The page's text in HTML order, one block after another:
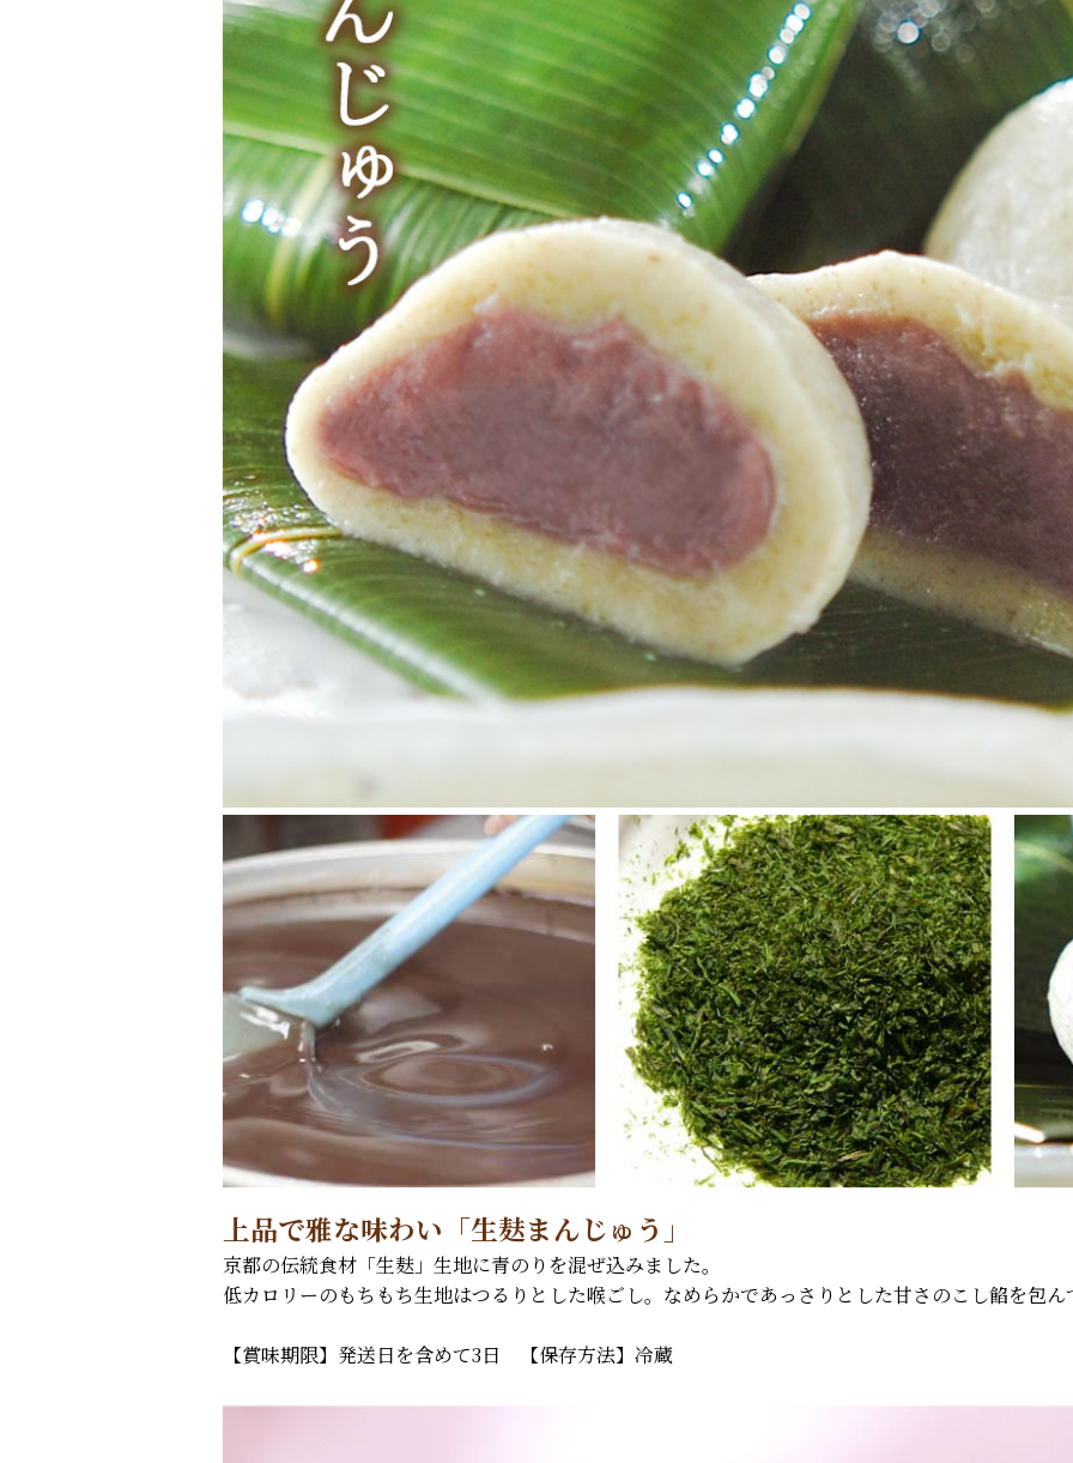
上品で雅な味わい「生麸まんじゅう」
京都の伝統食材「生麸」生地に青のりを混ぜ込みました。
低カロリーのもちもち生地はつるりとした喉ごし。なめらかであっさりとした甘さのこし餡を包ん
【賞味期限】発送日を含めて3日 【保存方法】冷蔵